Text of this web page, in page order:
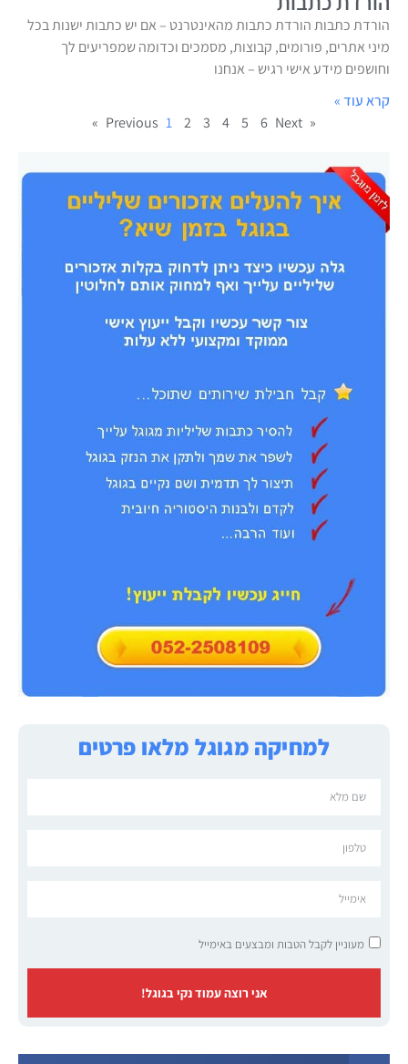
הורדת כתבות הורדת כתבות מהאינטרנט – אם יש כתבות ישנות בכל
מיני אתרים, פורומים, קבוצות, מסמכים וכדומה שמפריעים לך
וחושפים מידע אישי רגיש – אנחנו
קרא עוד »
« Previous
1 2 3 4 5 6 Next »
למחיקה מגוגל מלאו פרטים
מעוניין לקבל הטבות ומבצעים באימייל
אני רוצה עמוד נקי בגוגל!